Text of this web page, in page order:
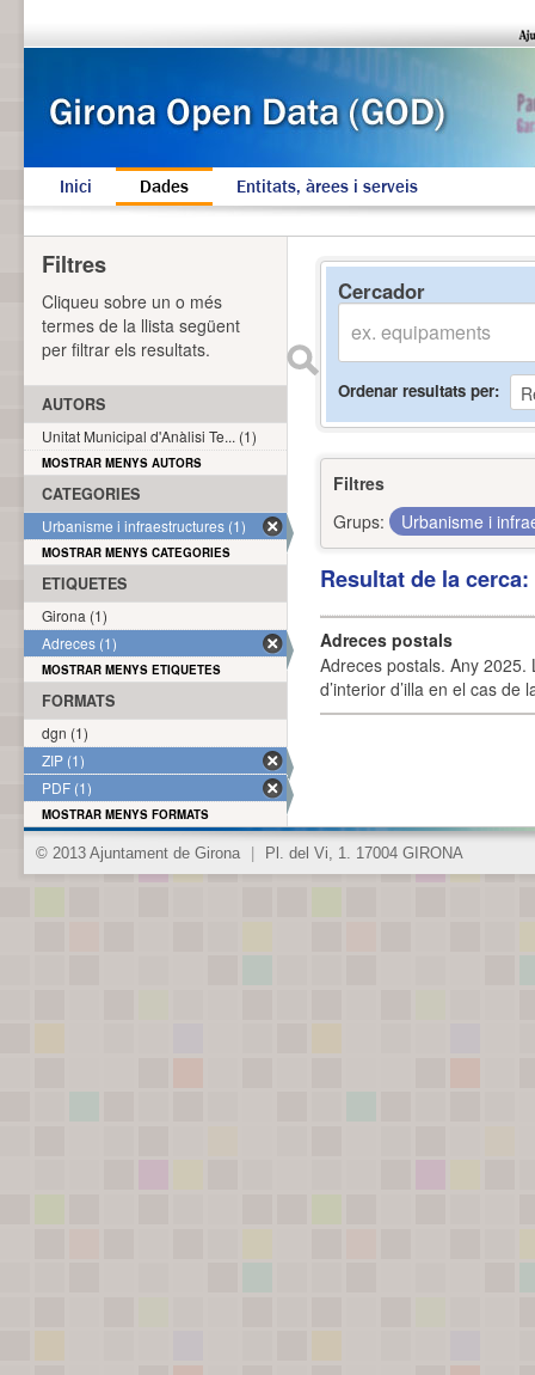
Inici Dades Entitats, àrees i serveis
Cercador
Ordenar resultats per
Filtres
Grups:
Urbanisme i
Resultat de la
Adreces postals
Adreces postals. Any 2025.
d’interior d’illa en el cas
Filtres
Cliqueu sobre un o més
termes de la llista següent
per filtrar els resultats.
AUTORS
Unitat Municipal d'Anàlisi Te... (1)
MOSTRAR MENYS AUTORS
CATEGORIES
Urbanisme i infraestructures (1)
MOSTRAR MENYS CATEGORIES
ETIQUETES
Girona (1)
Adreces (1)
MOSTRAR MENYS ETIQUETES
FORMATS
dgn (1)
ZIP (1)
PDF (1)
MOSTRAR MENYS FORMATS
© 2013 Ajuntament de Girona Pl. del Vi, 1. 17004 GIRONA